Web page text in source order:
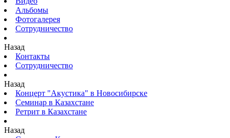
Альбомы
Фотогалерея
Сотрудничество
Назад
Контакты
Сотрудничество
Назад
Концерт "Акустика" в Новосибирске
Семинар в Казахстане
Ретрит в Казахстане
Назад